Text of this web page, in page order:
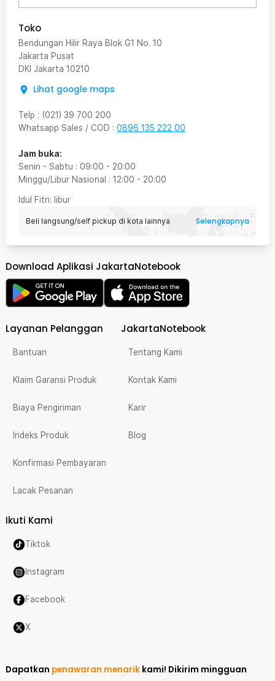
Toko
Bendungan Hilir Raya Blok G1 No. 10
Jakarta Pusat
DKI Jakarta 10210
Lihat google maps
Telp : (021) 39 700 200
Whatsapp Sales / COD : 0896 135 222 00
Jam buka:
Senin - Sabtu : 09:00 - 20:00
Minggu/Libur Nasional : 12:00 - 20:00
Idul Fitri: libur
Beli langsung/self pickup di kota lainnya Selengkapnya
Download Aplikasi JakartaNotebook
Layanan Pelanggan
Bantuan
Klaim Garansi Produk
Biaya Pengiriman
Indeks Produk
Konfirmasi Pembayaran
Lacak Pesanan
JakartaNotebook
Tentang Kami
Kontak Kami
Karir
Blog
Ikuti Kami
Tiktok
Instagram
Facebook
X
Dapatkan penawaran menarik kami! Dikirim mingguan